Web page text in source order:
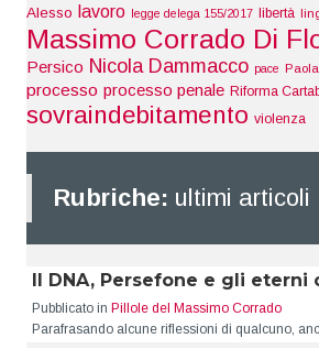
Alesso lavoro legge delega 155/2017 libertà
Massimo Corrado Di
Persico Nicola Dammacco pace
processo processo penale Riforma
sovraindebitamento violenza
Rubriche: ultimi articoli
Il DNA, Persefone e gli eterni
Pubblicato in Pillole del Massimo Corrado
Parafrasando alcune riflessioni di qualcuno,